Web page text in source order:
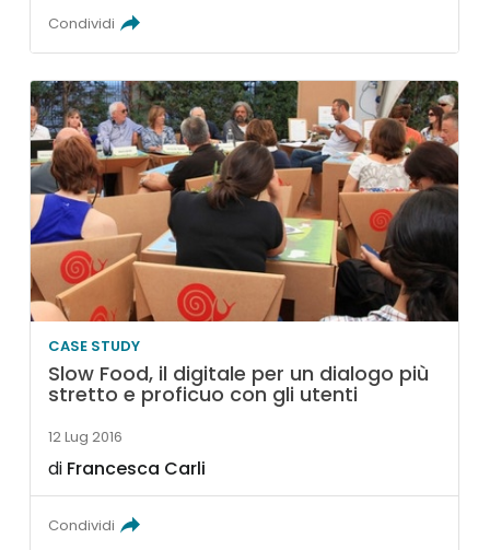
Condividi
CASE STUDY
Slow Food, il digitale per un dialogo più
stretto e proficuo con gli utenti
12 Lug 2016
di Francesca Carli
Condividi